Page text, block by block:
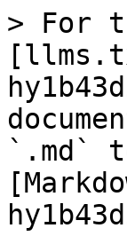
> For
`.md`